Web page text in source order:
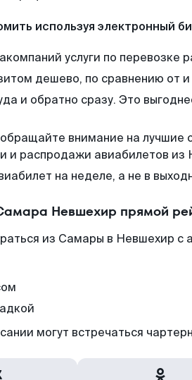
используя электронный
услуги по перевозке
дешево, по сравнению от и
и обратно сразу. Это
внимание на лучшие
и распродажи авиабилетов из
на неделе, а не в
Невшехир прямой
из Самары в Невшехир с
могут встречаться